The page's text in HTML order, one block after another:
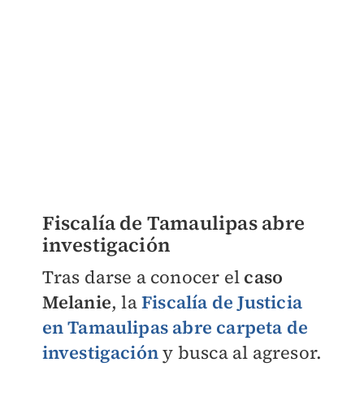
Fiscalía de Tamaulipas abre
investigación
Tras darse a conocer el caso
Melanie, laFiscalía de Justicia
en Tamaulipas abre carpeta de
investigacióny busca al agresor.